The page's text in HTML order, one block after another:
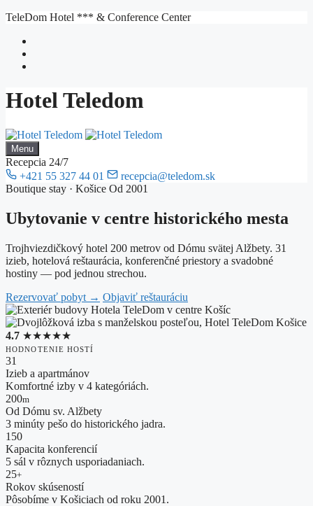
Preskočiť
obsah
TeleDom Hotel *** & Conference Center
Hotel Teledom
Menu
Recepcia 24/7
+421 55 327 44 01
recepcia@teledom.sk
Boutique stay · Košice Od 2001
Ubytovanie v centre historického mesta
Trojhviezdičkový hotel 200 metrov od Dómu svätej Alžbety. 31
izieb, hotelová reštaurácia, konferenčné priestory a svadobné
hostiny — pod jednou strechou.
Rezervovať pobyt → Objaviť reštauráciu
4.7 ★★★★★
HODNOTENIE HOSTÍ
31
Izieb a apartmánov
Komfortné izby v 4 kategóriách.
200m
Od Dómu sv. Alžbety
3 minúty pešo do historického jadra.
150
Kapacita konferencií
5 sál v rôznych usporiadaniach.
25+
Rokov skúseností
Pôsobíme v Košiciach od roku 2001.